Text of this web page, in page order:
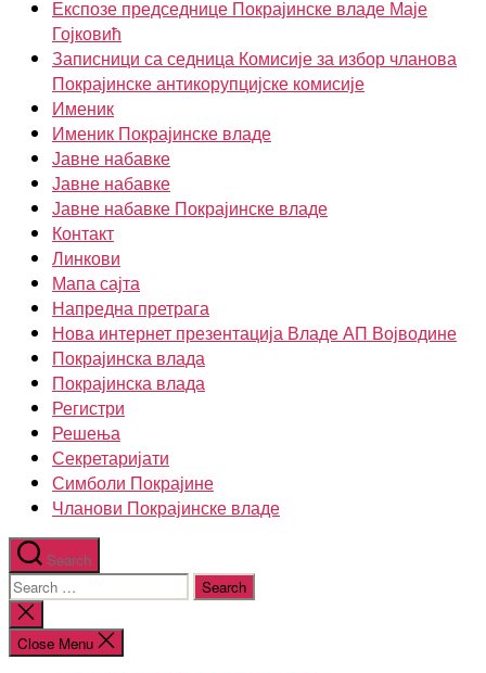
Експозе председнице Покрајинске владе Маје
Гојковић
Записници са седница Комисије за избор чланова
Покрајинске антикорупцијске комисије
Именик
Именик Покрајинске владе
Јавне набавке
Јавне набавке
Јавне набавке Покрајинске владе
Контакт
Линкови
Мапа сајта
Напредна претрага
Нова интернет презентација Владе АП Војводине
Покрајинска влада
Покрајинска влада
Регистри
Решења
Секретаријати
Симболи Покрајине
Чланови Покрајинске владе
Search
Search
for:
Close
search
Close Menu